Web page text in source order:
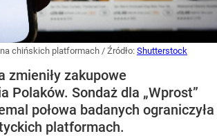
chińskich platformach / Źródło: Shutterstock
zmieniły zakupowe
Polaków. Sondaż dla „Wprost”
połowa badanych ograniczyła
platformach.